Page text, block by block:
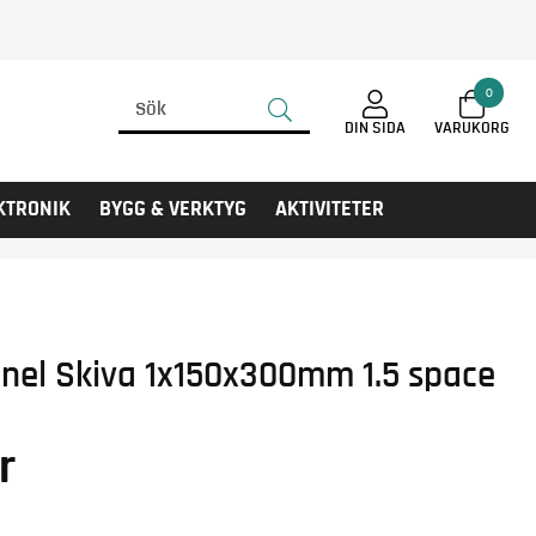
0
DIN SIDA
BYGG & VERKTYG AKTIVITETER
Skiva 1x150x300mm 1.5 space